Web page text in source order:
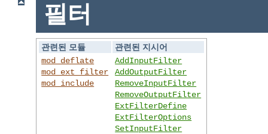
필터
관련된 모듈
관련된 지시어
mod_deflate
mod_ext_filter
mod_include
AddInputFilter
AddOutputFilter
RemoveInputFilter
RemoveOutputFilter
ExtFilterDefine
ExtFilterOptions
SetInputFilter